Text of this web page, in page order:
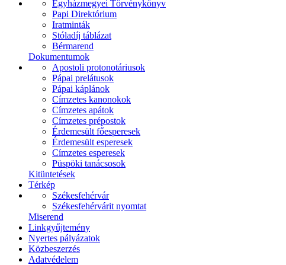
Egyházmegyei Törvénykönyv
Papi Direktórium
Iratminták
Stóladíj táblázat
Bérmarend
Dokumentumok
Apostoli protonotáriusok
Pápai prelátusok
Pápai káplánok
Címzetes kanonokok
Címzetes apátok
Címzetes prépostok
Érdemesült főesperesek
Érdemesült esperesek
Címzetes esperesek
Püspöki tanácsosok
Kitüntetések
Térkép
Székesfehérvár
Székesfehérvárit nyomtat
Miserend
Linkgyűjtemény
Nyertes pályázatok
Közbeszerzés
Adatvédelem